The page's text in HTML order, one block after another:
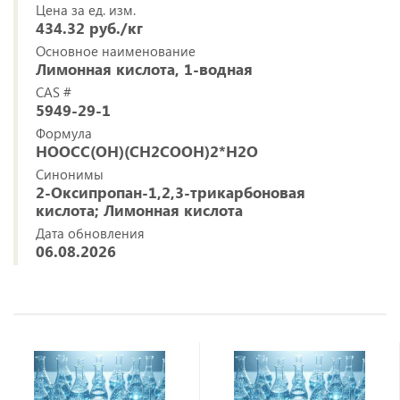
Цена за ед. изм.
434.32 руб./кг
Основное наименование
Лимонная кислота, 1-водная
CAS #
5949-29-1
Формула
HOOCC(OH)(CH2COOH)2*H2O
Синонимы
2-Оксипропан-1,2,3-трикарбоновая
кислота; Лимонная кислота
Дата обновления
06.08.2026